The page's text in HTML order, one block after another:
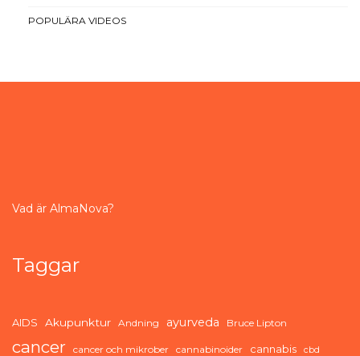
POPULÄRA VIDEOS
Vad är AlmaNova?
Taggar
AIDS Akupunktur Andning ayurveda Bruce Lipton
cancer cancer och mikrober cannabinoider cannabis cbd